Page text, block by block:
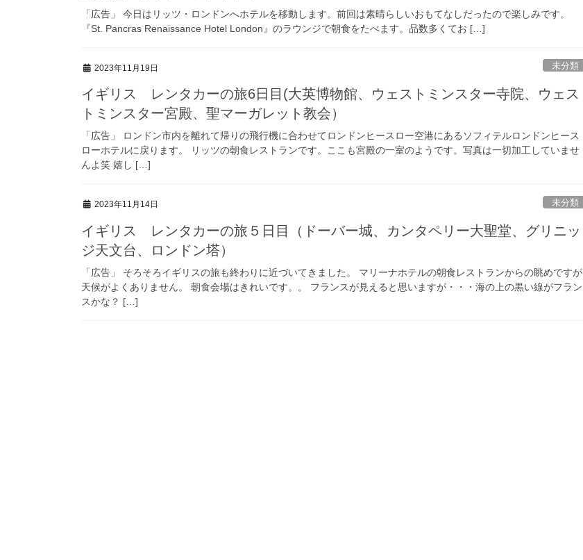
「広告」 今日はリッツ・ロンドンへホテルを移動します。前回は素晴らしいおもてなしだったので楽しみです。
『St. Pancras Renaissance Hotel London』のラウンジで朝食をたべます。品数多くてお […]
2023年11月19日 未分類
イギリス レンタカーの旅6日目(大英博物館、ウェストミンスター寺院、ウェス
トミンスター宮殿、聖マーガレット教会）
「広告」 ロンドン市内を離れて帰りの飛行機に合わせてロンドンヒースロー空港にあるソフィテルロンドンヒース
ローホテルに戻ります。 リッツの朝食レストランです。ここも宮殿の一室のようです。写真は一切加工していませ
んよ笑 嬉し […]
2023年11月14日 未分類
イギリス レンタカーの旅５日目（ドーバー城、カンタペリー大聖堂、グリニッ
ジ天文台、ロンドン塔）
「広告」 そろそろイギリスの旅も終わりに近づいてきました。 マリーナホテルの朝食レストランからの眺めですが
天候がよくありません。 朝食会場はきれいです。。 フランスが見えると思いますが・・・海の上の黒い線がフラン
スかな？ […]